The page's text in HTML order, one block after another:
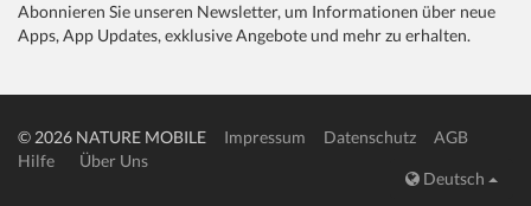
Abonnieren Sie unseren Newsletter, um Informationen über neue
Apps, App Updates, exklusive Angebote und mehr zu erhalten.
© 2026 NATURE MOBILE Impressum Datenschutz
AGB
Hilfe
Über Uns
Deutsch